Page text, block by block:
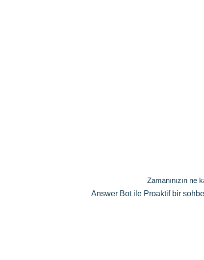
Zamanınızın ne
Answer Bot ile Proaktif bir